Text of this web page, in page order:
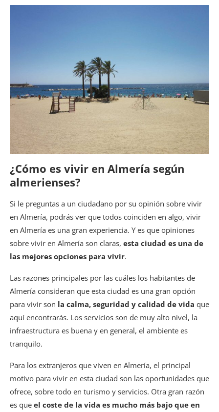
¿Cómo es vivir en Almería según
almerienses?
Si le preguntas a un ciudadano por su opinión sobre vivir
en Almería, podrás ver que todos coinciden en algo, vivir
en Almería es una gran experiencia. Y es que opiniones
sobre vivir en Almería son claras, esta ciudad es una de
las mejores opciones para vivir.
Las razones principales por las cuáles los habitantes de
Almería consideran que esta ciudad es una gran opción
para vivir son la calma, seguridad y calidad de vida que
aquí encontrarás. Los servicios son de muy alto nivel, la
infraestructura es buena y en general, el ambiente es
tranquilo.
Para los extranjeros que viven en Almería, el principal
motivo para vivir en esta ciudad son las oportunidades que
ofrece, sobre todo en turismo y servicios. Otra gran razón
es que el coste de la vida es mucho más bajo que en